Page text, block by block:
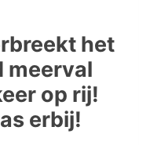
het
meerval
op rij!
erbij!